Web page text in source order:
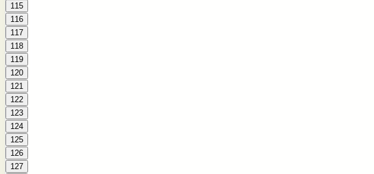
115
116
117
118
119
120
121
122
123
124
125
126
127